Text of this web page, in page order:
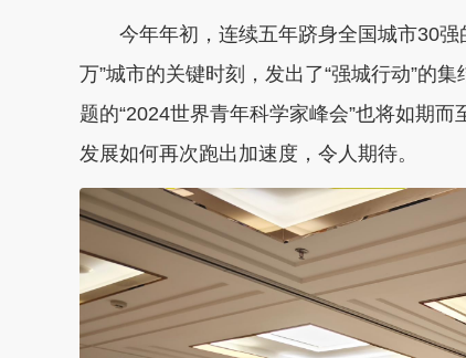
今年年初，连续五年跻身全国城市30
万”城市的关键时刻，发出了“强城行动”的
题的“2024世界青年科学家峰会”也将如期
发展如何再次跑出加速度，令人期待。